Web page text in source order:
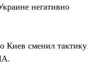
негативно
Киев сменил тактику